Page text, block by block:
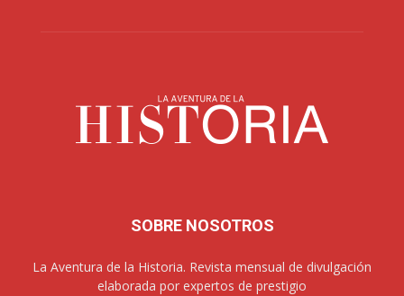
SOBRE NOSOTROS
La Aventura de la Historia. Revista mensual de divulgación
elaborada por expertos de prestigio